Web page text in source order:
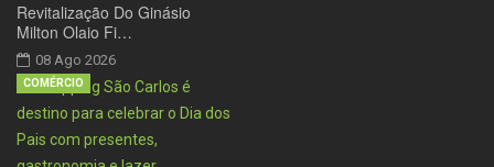
Revitalização Do Ginásio
Milton Olaio Fi…
08 Ago 2026
COMÉRCIO